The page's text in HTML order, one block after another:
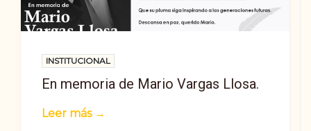
INSTITUCIONAL
En memoria de Mario Vargas Llosa.
Leer más →